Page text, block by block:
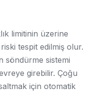
limitinin üzerine
riski tespit edilmiş olur.
söndürme sistemi
girebilir. Çoğu
için otomatik